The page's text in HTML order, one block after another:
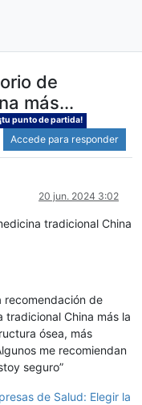
de
más...
punto de partida!
Accede para responder
20 jun. 2024 3:02
tradicional China
recomendación de
tradicional China más la
ósea, más
me recomiendan
seguro”
de Salud: Elegir la